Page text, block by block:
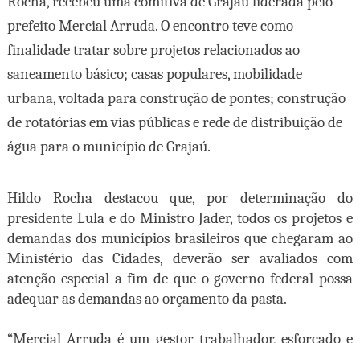
prefeito Mercial Arruda. O encontro teve como
finalidade tratar sobre projetos relacionados ao
saneamento básico; casas populares, mobilidade
urbana, voltada para construção de pontes; construção
de rotatórias em vias públicas e rede de distribuição de
água para o município de Grajaú.
Hildo Rocha destacou que, por determinação do
presidente Lula e do Ministro Jader, todos os projetos e
demandas dos municípios brasileiros que chegaram ao
Ministério das Cidades, deverão ser avaliados com
atenção especial a fim de que o governo federal possa
adequar as demandas ao orçamento da pasta.
“Mercial Arruda é um gestor trabalhador, esforçado e